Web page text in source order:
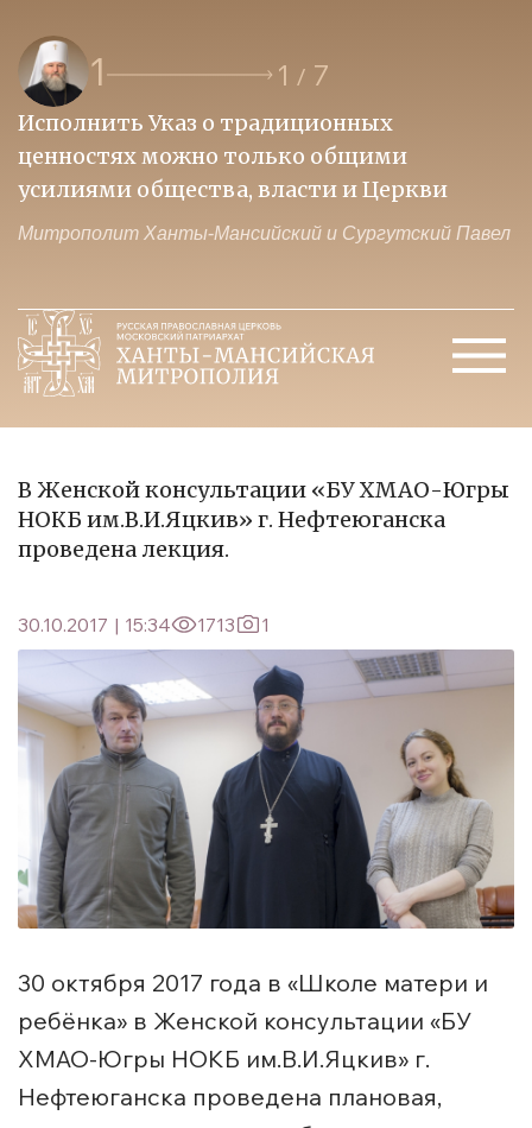
1 1 / 7
Исполнить Указ о традиционных
ценностях можно только общими
усилиями общества, власти и Церкви
Митрополит Ханты-Мансийский и Сургутский Павел
В Женской консультации «БУ ХМАО-Югры
НОКБ им.В.И.Яцкив» г. Нефтеюганска
проведена лекция.
30.10.2017 | 15:34 1713 1
30 октября 2017 года в «Школе матери и
ребёнка» в Женской консультации «БУ
ХМАО-Югры НОКБ им.В.И.Яцкив» г.
Нефтеюганска проведена плановая,